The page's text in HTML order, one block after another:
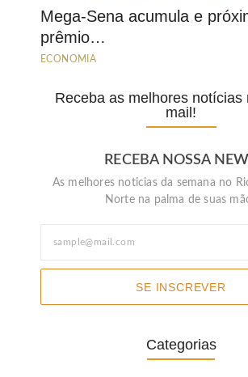
Mega-Sena acumula e
prêmio…
ECONOMIA
Receba as melhores notícias
mail!
RECEBA NOSSA
As melhores noticias da semana no
Norte na palma de suas
SE INSCREVER
Categorias